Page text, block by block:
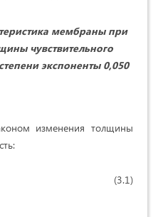
мембраны при
чувствительного
экспоненты 0,050
изменения толщины